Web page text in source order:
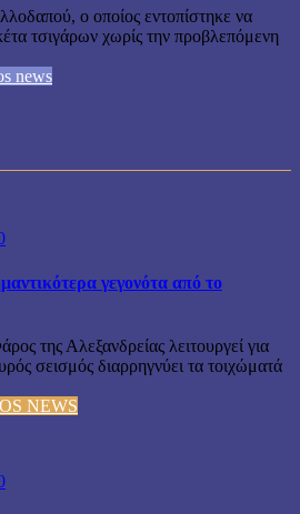
ο οποίος εντοπίστηκε να
τσιγάρων χωρίς την προβλεπόμενη
news
γεγονότα από το
της Αλεξανδρείας λειτουργεί για
σεισμός διαρρηγνύει τα τοιχώματά
NEWS